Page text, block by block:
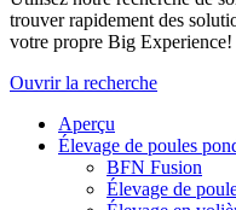
trouver rapidement des
votre propre Big Experience!
Ouvrir la recherche
Aperçu
Élevage de poules
BFN Fusion
Élevage de